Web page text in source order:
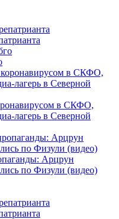
в СКФО,
лагерь в Северной
Арцрун
по Физули (видео)